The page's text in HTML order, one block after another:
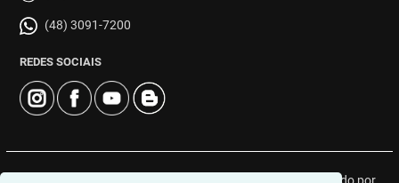
(48) 3091-7200
REDES SOCIAIS
© 2026 | BM Class Florianópolis | CRECI: 4919J | Desenvolvido por